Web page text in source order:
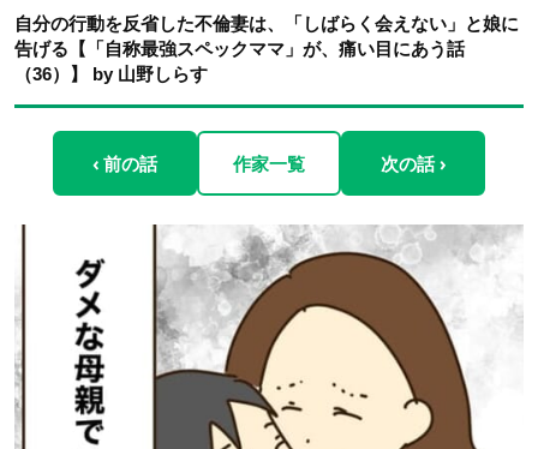
自分の行動を反省した不倫妻は、「しばらく会えない」と娘に
告げる【「自称最強スペックママ」が、痛い目にあう話
（36）】 by 山野しらす
‹ 前の話 作家一覧 次の話 ›